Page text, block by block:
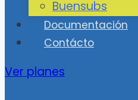
Buensubs
Documentación
Contácto
Ver planes